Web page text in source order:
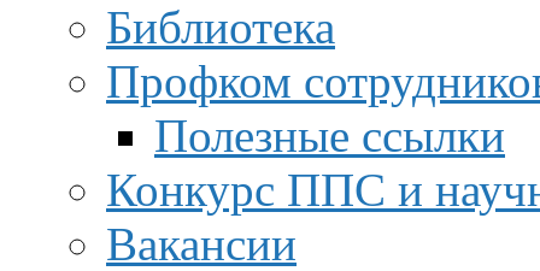
Библиотека
Профком
Полезные ссылки
Конкурс ППС и
Вакансии